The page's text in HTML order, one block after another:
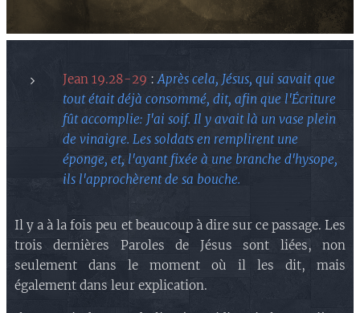
Jean 19.28-29 :Après cela, Jésus, qui savait que
tout était déjà consommé, dit, afin que l'Écriture
fût accomplie: J'ai soif. Il y avait là un vase plein
de vinaigre. Les soldats en remplirent une
éponge, et, l'ayant fixée à une branche d'hysope,
ils l'approchèrent de sa bouche.
Il y a à la fois peu et beaucoup à dire sur ce passage. Les
trois dernières Paroles de Jésus sont liées, non
seulement dans le moment où il les dit, mais
également dans leur explication.